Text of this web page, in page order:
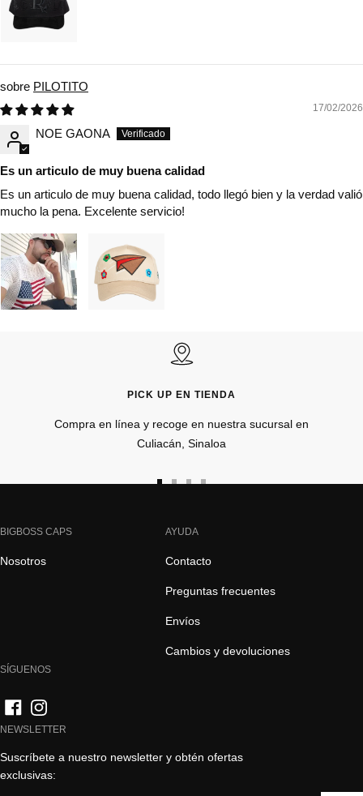
PILOTITO
17/02/2026
NOE GAONA
Es un articulo de muy buena calidad
Es un articulo de muy buena calidad, todo llegó bien y la verdad valió
mucho la pena. Excelente servicio!
PICK UP EN TIENDA
Compra en línea y recoge en nuestra sucursal en
Culiacán, Sinaloa
la la
BIGBOSS CAPS
Nosotros
AYUDA
Contacto
Preguntas frecuentes
Envíos
Cambios y devoluciones
SÍGUENOS
NEWSLETTER
Suscríbete a nuestro newsletter y obtén ofertas
exclusivas: